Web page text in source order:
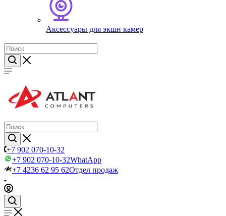
Аксессуары для экшн камер
+7 902 070-10-32
+7 902 070-10-32WhatApp
+7 4236 62 95 62Отдел продаж